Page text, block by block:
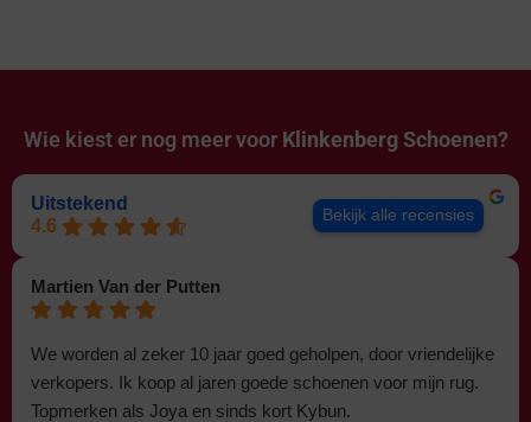
Wie kiest er nog meer voor Klinkenberg Schoenen?
Uitstekend
4.6
Bekijk alle recensies
Martien Van der Putten
We worden al zeker 10 jaar goed geholpen, door vriendelijke
verkopers. Ik koop al jaren goede schoenen voor mijn rug.
Topmerken als Joya en sinds kort Kybun.